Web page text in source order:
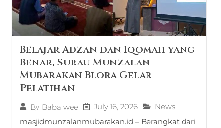
Belajar Adzan dan Iqomah yang
Benar, Surau Munzalan
Mubarakan Blora Gelar
Pelatihan
By Baba wee July 16, 2026
News
masjidmunzalanmubarakan.id – Berangkat dari